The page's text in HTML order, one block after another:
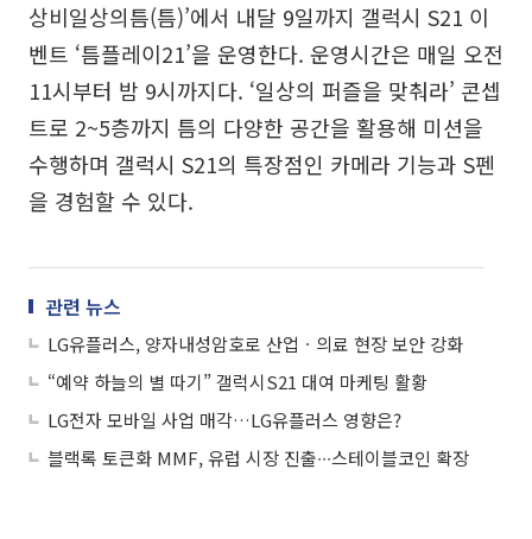
상비일상의틈(틈)’에서 내달 9일까지 갤럭시 S21 이
벤트 ‘틈플레이21’을 운영한다. 운영시간은 매일 오전
11시부터 밤 9시까지다. ‘일상의 퍼즐을 맞춰라’ 콘셉
트로 2~5층까지 틈의 다양한 공간을 활용해 미션을
수행하며 갤럭시 S21의 특장점인 카메라 기능과 S펜
을 경험할 수 있다.
관련 뉴스
LG유플러스, 양자내성암호로 산업ㆍ의료 현장 보안 강화
“예약 하늘의 별 따기” 갤럭시S21 대여 마케팅 활황
LG전자 모바일 사업 매각…LG유플러스 영향은?
블랙록 토큰화 MMF, 유럽 시장 진출∙∙∙스테이블코인 확장